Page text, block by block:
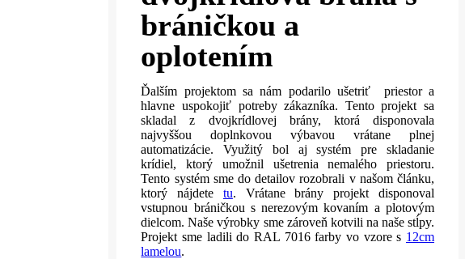
bráničkou a
oplotením
Ďalším projektom sa nám podarilo ušetriť priestor a
hlavne uspokojiť potreby zákazníka. Tento projekt sa
skladal z dvojkrídlovej brány, ktorá disponovala
najvyššou doplnkovou výbavou vrátane plnej
automatizácie. Využitý bol aj systém pre skladanie
krídiel, ktorý umožnil ušetrenia nemalého priestoru.
Tento systém sme do detailov rozobrali v našom článku,
ktorý nájdete tu. Vrátane brány projekt disponoval
vstupnou bráničkou s nerezovým kovaním a plotovým
dielcom. Naše výrobky sme zároveň kotvili na naše stĺpy.
Projekt sme ladili do RAL 7016 farby vo vzore s 12cm
lamelou.